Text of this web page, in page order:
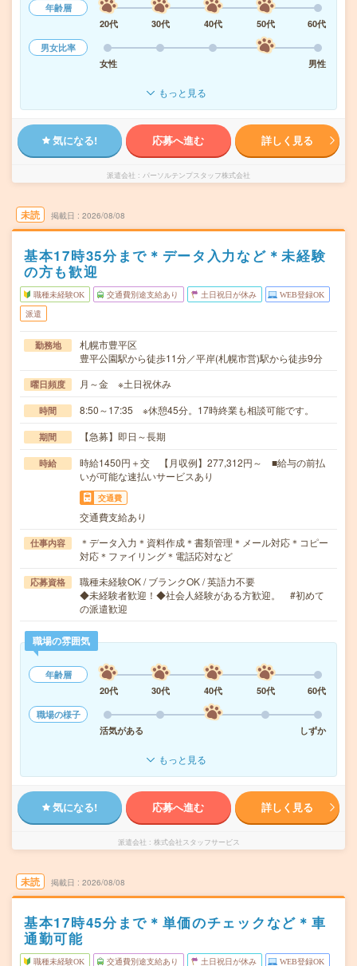
年齢層
20代
30代 40代 50代
60代
男女比率
女性
男性
もっと見る
気になる! 応募へ進む 詳しく見る
派遣会社 パーソルテンプスタッフ株式会社
未読 掲載日 2026/08/08
基本17時35分まで＊データ入力など＊未経験
の方も歓迎
職種未経験OK 交通費別途支給あり 土日祝日が休み WEB登録OK
派遣
勤務地
札幌市豊平区
豊平公園駅から徒歩11分／平岸(札幌市営)駅から徒歩9分
曜日頻度 月～金 ※土日祝休み
時間 8:50～17:35 ※休憩45分。17時終業も相談可能です。
期間 【急募】即日～長期
時給
時給1450円＋交 【月収例】277,312円～ ■給与の前払
いが可能な速払いサービスあり
交通費
交通費支給あり
仕事内容
＊データ入力＊資料作成＊書類管理＊メール対応＊コピー
対応＊ファイリング＊電話応対など
応募資格
職種未経験OK / ブランクOK / 英語力不要
◆未経験者歓迎！◆社会人経験がある方歓迎。 #初めて
の派遣歓迎
職場の雰囲気
年齢層
20代
30代 40代 50代
60代
職場の様子
活気がある
しずか
もっと見る
気になる! 応募へ進む 詳しく見る
派遣会社 株式会社スタッフサービス
未読 掲載日 2026/08/08
基本17時45分まで＊単価のチェックなど＊車
通勤可能
職種未経験OK 交通費別途支給あり 土日祝日が休み WEB登録OK